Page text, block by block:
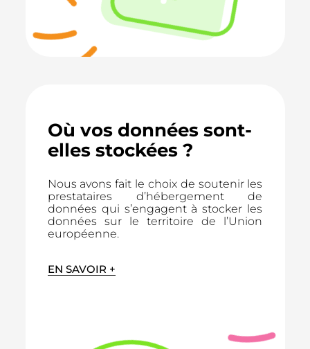
Où vos données sont-
elles stockées ?
Nous avons fait le choix de soutenir les
prestataires d’hébergement de
données qui s’engagent à stocker les
données sur le territoire de l’Union
européenne.
EN SAVOIR +